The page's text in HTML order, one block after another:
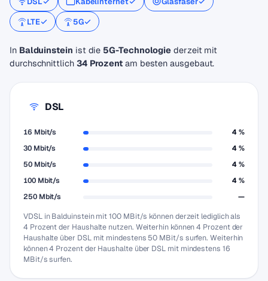
LTE
5G
In Balduinstein ist die 5G-Technologie derzeit mit
durchschnittlich 34 Prozentam besten ausgebaut.
DSL
16 Mbit/s
4 %
30 Mbit/s
4 %
50 Mbit/s
4 %
100 Mbit/s
4 %
250 Mbit/s
—
VDSL in Balduinstein mit 100 MBit/s können derzeit lediglich als
4 Prozent der Haushalte nutzen. Weiterhin können 4 Prozent der
Haushalte über DSL mit mindestens 50 MBit/s surfen. Weiterhin
können 4 Prozent der Haushalte über DSL mit mindestens 16
MBit/s surfen.